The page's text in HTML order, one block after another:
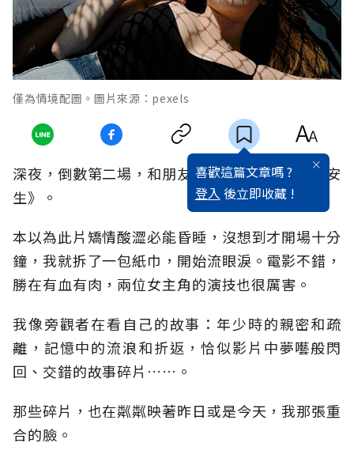
僅為情境配圖。圖片來源：pexels
喜歡這篇文章嗎 ?
登入 後立即收藏 !
深夜，倒數第二場，和朋友看中國電影《七月與安
生》。
本以為此片矯情酸澀必能昏睡，沒想到才開場十分
鐘，我就拆了一包紙巾，開始流眼淚。電影不錯，
勝在有血有肉，兩位女主角的演技也很厲害。
我像旁觀者在看自己的故事：年少時的親密和疏
離，記憶中的流浪和折返，恰似影片中夢囈般閃
回、交錯的故事碎片……。
那些碎片，也在粼粼映著昨日或是今天，我那張重
合的臉。